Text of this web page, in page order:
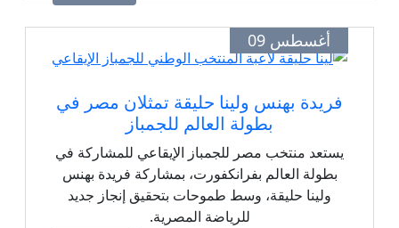
أغسطس 09
فريدة بهنس ولينا حليقة تمثلان مصر في
بطولة العالم للجمباز
يستعد منتخب مصر للجمباز الإيقاعي للمشاركة في
بطولة العالم بفرانكفورت، بمشاركة فريدة بهنس
ولينا حليقة، وسط طموحات بتحقيق إنجاز جديد
للرياضة المصرية.